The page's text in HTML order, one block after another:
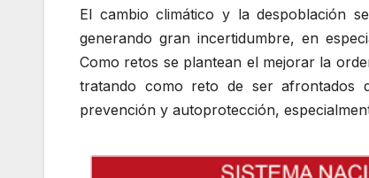
El cambio climático y la despoblación
generando gran incertidumbre, en
Como retos se plantean el mejorar la
tratando como reto de ser afrontados
prevención y autoprotección,